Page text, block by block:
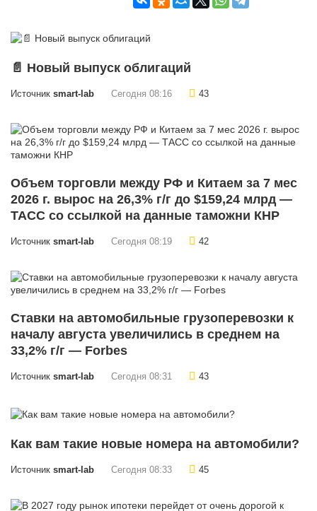
📄 Новый выпуск облигаций
Источник smart-lab Сегодня 08:16 43
Объем торговли между РФ и Китаем за 7 мес
2026 г. вырос на 26,3% г/г до $159,24 млрд —
ТАСС со ссылкой на данные таможни КНР
Источник smart-lab Сегодня 08:19 42
Cтавки на автомобильные грузоперевозки к
началу августа увеличились в среднем на
33,2% г/г — Forbes
Источник smart-lab Сегодня 08:31 43
Как вам такие новые номера на автомобили?
Источник smart-lab Сегодня 08:33 45